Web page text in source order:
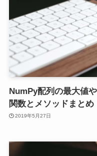
NumPy配列の最大値
関数とメソッドまとめ
2019年5月27日